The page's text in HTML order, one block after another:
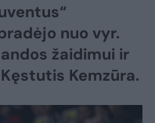
nuo vyr.
žaidimui ir
Kemzūra.